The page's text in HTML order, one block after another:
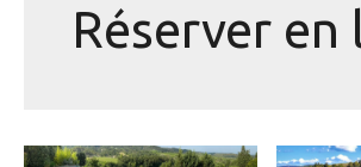
Réserver en